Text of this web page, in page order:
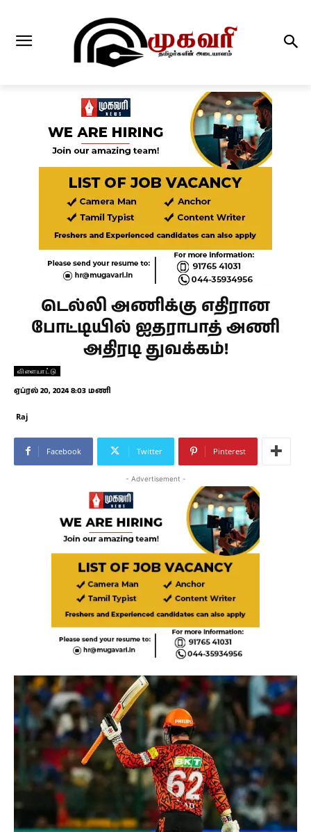
டெல்லி அணிக்கு எதிரான
போட்டியில் ஐதராபாத் அணி
அதிரடி துவக்கம்!
விளையாட்டு
ஏப்ரல் 20, 2024 8:03 மணி
Raj
Facebook Twitter Pinterest
- Advertisement -